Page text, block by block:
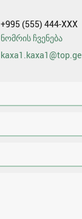
+995 (555) 444-XXX
ნომრის ჩვენება
kaxa1.kaxa1@top.ge